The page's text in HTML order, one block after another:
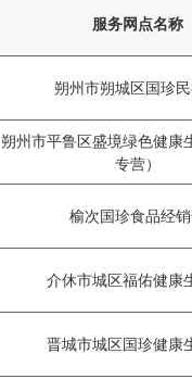
服务网点名称
朔州市朔城区国珍
朔州市平鲁区盛境绿色健康
专营）
榆次国珍食品经
介休市城区福佑健康
晋城市城区国珍健康